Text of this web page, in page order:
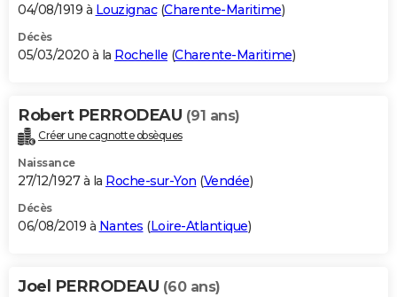
04/08/1919 à Louzignac(Charente-Maritime)
Décès
05/03/2020 à la Rochelle (Charente-Maritime)
Robert PERRODEAU (91 ans)
Créer une cagnotte obsèques
Naissance
27/12/1927 à la Roche-sur-Yon (Vendée)
Décès
06/08/2019 à Nantes (Loire-Atlantique)
Joel PERRODEAU (60 ans)